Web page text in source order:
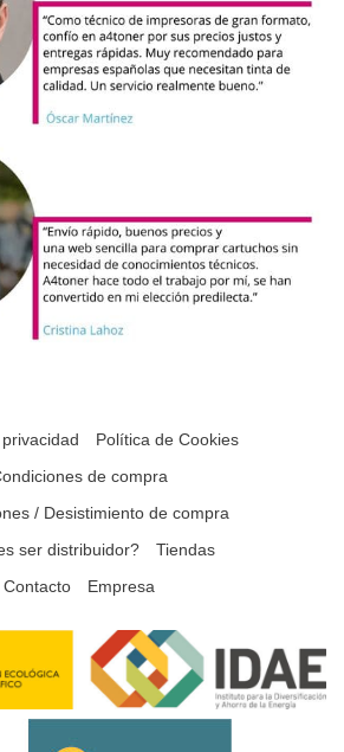
Política de Cookies
de compra
/ Desistimiento de compra
ser distribuidor?
Tiendas
Contacto
Empresa